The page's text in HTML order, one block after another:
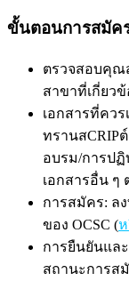
ขั้นตอนการสมัค
ตรวจสอบคุณ
สาขาที่เกี่ยว
เอกสารที่คว
ทรานสCRIP
อบรม/การปฏิ
เอกสารอื่น ๆ
การสมัคร: ล
ของ OCSC (
การยืนยันแล
สถานะการส